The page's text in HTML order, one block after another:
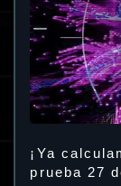
¡Ya
prueba 27